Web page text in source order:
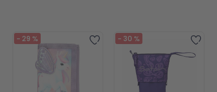
Zur Wunschliste hinzufügen
- 29 % Zur
- 30 %